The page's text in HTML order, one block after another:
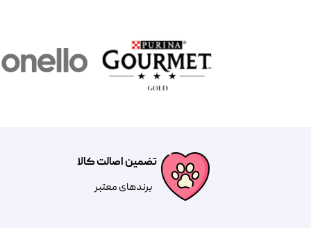
تضمین اصالت کالا
​​برندهای معتبر​​​​​​​